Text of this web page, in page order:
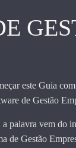
este Guia
de Gestão
a palavra vem do
de Gestão